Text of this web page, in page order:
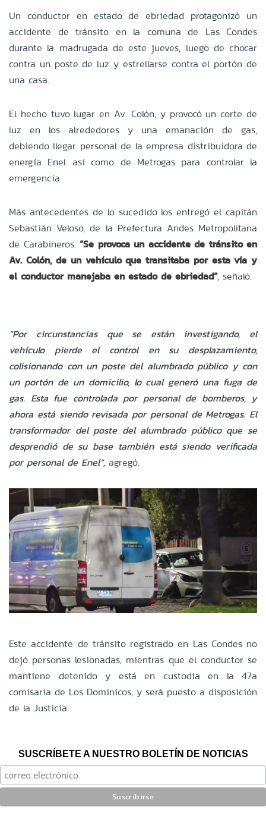
Un conductor en estado de ebriedad protagonizó un
accidente de tránsito en la comuna de Las Condes
durante la madrugada de este jueves, luego de chocar
contra un poste de luz y estrellarse contra el portón de
una casa.
El hecho tuvo lugar en Av. Colón, y provocó un corte de
luz en los alrededores y una emanación de gas,
debiendo llegar personal de la empresa distribuidora de
energía Enel así como de Metrogas para controlar la
emergencia.
Más antecedentes de lo sucedido los entregó el capitán
Sebastián Veloso, de la Prefectura Andes Metropolitana
de Carabineros. “Se provoca un accidente de tránsito en
Av. Colón, de un vehículo que transitaba por esta vía y
el conductor manejaba en estado de ebriedad“, señaló.
“Por circunstancias que se están investigando, el
vehículo pierde el control en su desplazamiento,
colisionando con un poste del alumbrado público y con
un portón de un domicilio, lo cual generó una fuga de
gas. Esta fue controlada por personal de bomberos, y
ahora está siendo revisada por personal de Metrogas. El
transformador del poste del alumbrado público que se
desprendió de su base también está siendo verificada
por personal de Enel”, agregó.
Este accidente de tránsito registrado en Las Condes no
dejó personas lesionadas, mientras que el conductor se
mantiene detenido y está en custodia en la 47a
comisaría de Los Dominicos, y será puesto a disposición
de la Justicia.
SUSCRÍBETE A NUESTRO BOLETÍN DE NOTICIAS